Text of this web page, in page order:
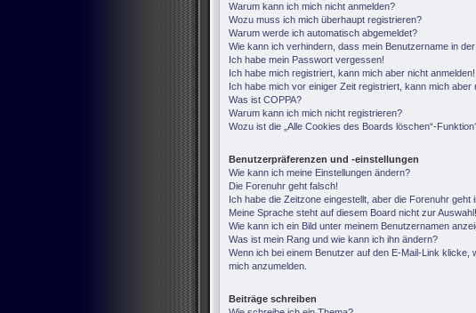
Warum kann ich mich nicht anmelden?
Wozu muss ich mich überhaupt registrieren?
Warum werde ich automatisch abgemeldet?
Wie kann ich verhindern, dass mein Benutzername in
Ich habe mein Passwort vergessen!
Ich habe mich registriert, kann mich aber nicht anmelden!
Ich habe mich vor einiger Zeit registriert, kann mich aber
Was ist COPPA?
Warum kann ich mich nicht registrieren?
Wozu ist die „Alle Cookies des Boards löschen“-
Benutzerpräferenzen und -einstellungen
Wie kann ich meine Einstellungen ändern?
Die Forenuhr geht falsch!
Ich habe die Zeitzone eingestellt, aber die Forenuhr geht
Meine Sprache steht auf diesem Board nicht zur Auswahl!
Wie kann ich ein Bild unter meinem Benutzernamen
Was ist mein Rang und wie kann ich ihn ändern?
Wenn ich bei einem Benutzer auf den E-Mail-Link klicke,
mich anzumelden.
Beiträge schreiben